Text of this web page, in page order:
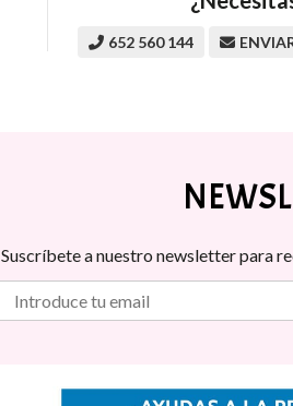
652 560 144
Suscríbete a nuestro newsletter para